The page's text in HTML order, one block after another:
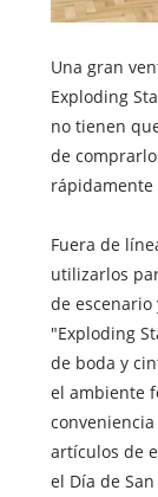
Una gran
Exploding
no tienen
de
rápidamente
Fuera de
utilizarlos
de
"Exploding
de boda y
el ambiente
artículos de
el Día de